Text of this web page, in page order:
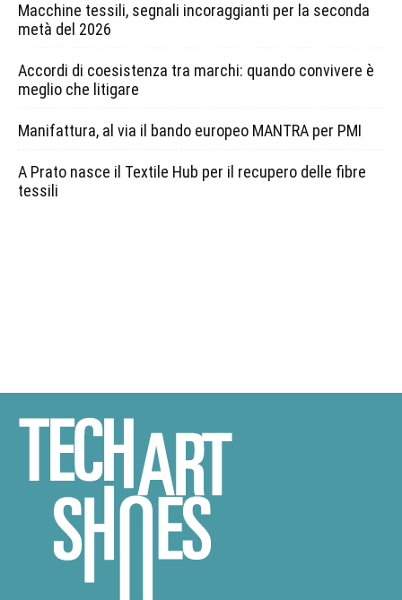
Macchine tessili, segnali incoraggianti per la seconda
metà del 2026
Accordi di coesistenza tra marchi: quando convivere è
meglio che litigare
Manifattura, al via il bando europeo MANTRA per PMI
A Prato nasce il Textile Hub per il recupero delle fibre
tessili